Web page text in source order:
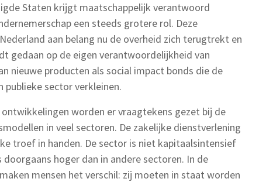
Staten krijgt maatschappelijk verantwoord
een steeds grotere rol. Deze
aan belang nu de overheid zich terugtrekt en
gedaan op de eigen verantwoordelijkheid van
nieuwe producten als social impact bonds die de
sector verkleinen.
worden er vraagtekens gezet bij de
in veel sectoren. De zakelijke dienstverlening
troef in handen. De sector is niet kapitaalsintensief
hoger dan in andere sectoren. In de
mensen het verschil: zij moeten in staat worden